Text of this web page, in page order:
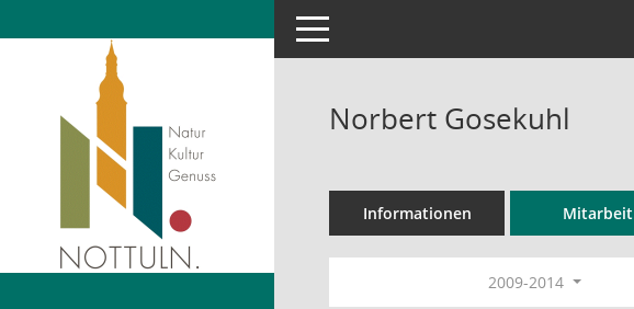
Toggle navigation
Norbert Gosekuhl
Informationen Mitarbeit
2009-2014